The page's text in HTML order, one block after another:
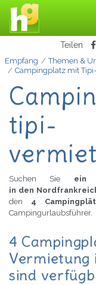
Teilen
Empfang
Themen &
Campingplatz mit
tipi-
Suchen Sie ein
in den
den 4
Campingurlaubsführer.
4
Vermietung
sind